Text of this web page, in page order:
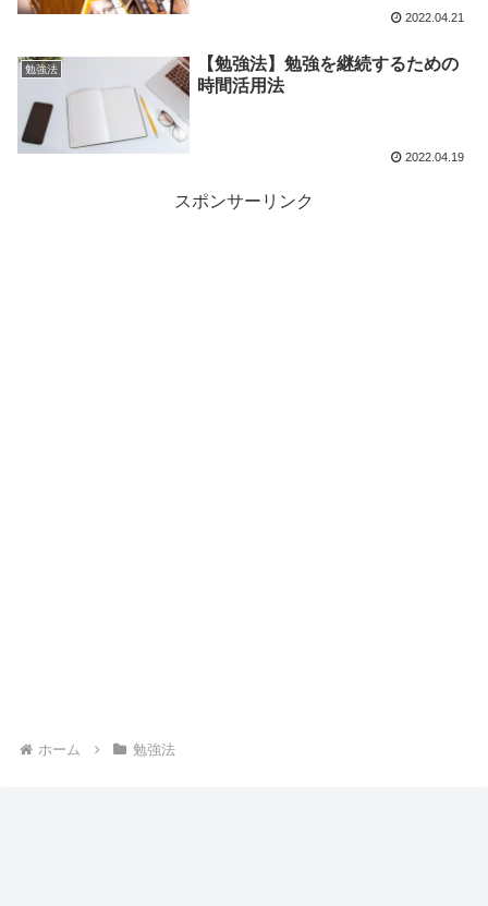
2022.04.21
勉強法
【勉強法】勉強を継続するための
時間活用法
2022.04.19
スポンサーリンク
ホーム 勉強法